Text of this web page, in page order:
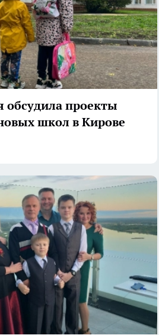
проекты
школ в Кирове